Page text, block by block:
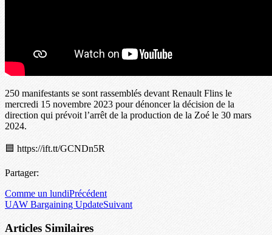
250 manifestants se sont rassemblés devant Renault Flins le
mercredi 15 novembre 2023 pour dénoncer la décision de la
direction qui prévoit l’arrêt de la production de la Zoé le 30 mars
2024.
🟦 https://ift.tt/GCNDn5R
Partager:
Comme un lundiPrécédent
UAW Bargaining UpdateSuivant
Articles Similaires